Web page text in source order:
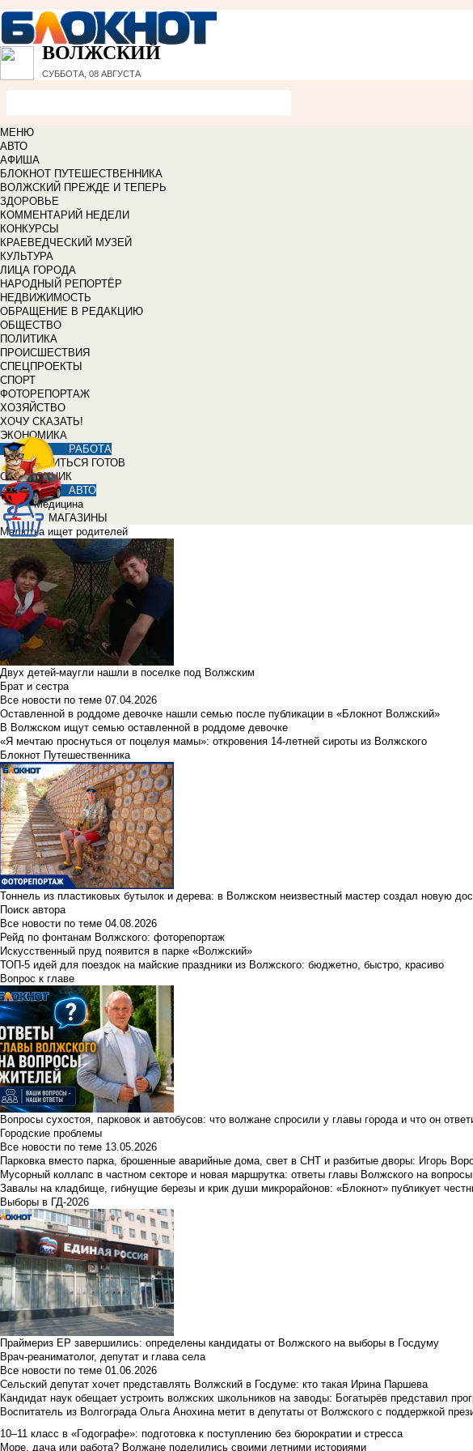
ВОЛЖСКИЙ
СУББОТА, 08 АВГУСТА
МЕНЮ
АВТО
АФИША
БЛОКНОТ ПУТЕШЕСТВЕННИКА
ВОЛЖСКИЙ ПРЕЖДЕ И ТЕПЕРЬ
ЗДОРОВЬЕ
КОММЕНТАРИЙ НЕДЕЛИ
КОНКУРСЫ
КРАЕВЕДЧЕСКИЙ МУЗЕЙ
КУЛЬТУРА
ЛИЦА ГОРОДА
НАРОДНЫЙ РЕПОРТЁР
НЕДВИЖИМОСТЬ
ОБРАЩЕНИЕ В РЕДАКЦИЮ
ОБЩЕСТВО
ПОЛИТИКА
ПРОИСШЕСТВИЯ
СПЕЦПРОЕКТЫ
СПОРТ
ФОТОРЕПОРТАЖ
ХОЗЯЙСТВО
ХОЧУ СКАЗАТЬ!
ЭКОНОМИКА
РАБОТА
УЧИТЬСЯ ГОТОВ
СПРАВОЧНИК
АВТО
Медицина
МАГАЗИНЫ
Малютка ищет родителей
Двух детей-маугли нашли в поселке под Волжским
Брат и сестра
Все новости по теме 07.04.2026
Оставленной в роддоме девочке нашли семью после публикации в «Блокнот Волжский»
В Волжском ищут семью оставленной в роддоме девочке
«Я мечтаю проснуться от поцелуя мамы»: откровения 14-летней сироты из Волжского
Блокнот Путешественника
Тоннель из пластиковых бутылок и дерева: в Волжском неизвестный мастер создал новую
Поиск автора
Все новости по теме 04.08.2026
Рейд по фонтанам Волжского: фоторепортаж
Искусственный пруд появится в парке «Волжский»
ТОП-5 идей для поездок на майские праздники из Волжского: бюджетно, быстро, красиво
Вопрос к главе
Вопросы сухостоя, парковок и автобусов: что волжане спросили у главы города и что он
Городские проблемы
Все новости по теме 13.05.2026
Парковка вместо парка, брошенные аварийные дома, свет в СНТ и разбитые дворы: Игорь
Мусорный коллапс в частном секторе и новая маршрутка: ответы главы Волжского на
Завалы на кладбище, гибнущие березы и крик души микрорайонов: «Блокнот» публикует
Выборы в ГД-2026
Праймериз ЕР завершились: определены кандидаты от Волжского на выборы в Госдуму
Врач-реаниматолог, депутат и глава села
Все новости по теме 01.06.2026
Сельский депутат хочет представлять Волжский в Госдуме: кто такая Ирина Паршева
Кандидат наук обещает устроить волжских школьников на заводы: Богатырёв представил
Воспитатель из Волгограда Ольга Анохина метит в депутаты от Волжского с поддержкой
10–11 класс в «Годографе»: подготовка к поступлению без бюрократии и стресса
Море, дача или работа? Волжане поделились своими летними историями